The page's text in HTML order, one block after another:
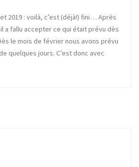
2019 : voilà, c’est (déjà!) fini… Après
a fallu accepter ce qui était prévu dès
le mois de février nous avons prévu
quelques jours. C’est donc avec